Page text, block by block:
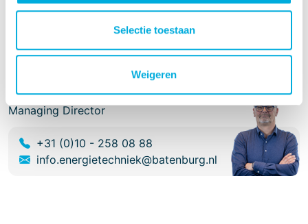
Selectie toestaan
Weigeren
info.energietechniek@batenburg.nl
Olaf Moens
Managing Director
+31 (0)10 - 258 08 88
info.energietechniek@batenburg.nl